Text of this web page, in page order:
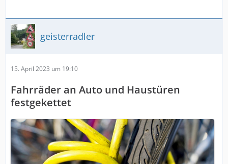
geisterradler
15. April 2023 um 19:10
Fahrräder an Auto und Haustüren
festgekettet